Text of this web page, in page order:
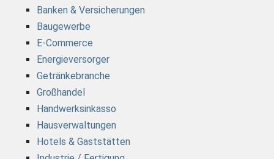
Banken & Versicherungen
Baugewerbe
E-Commerce
Energieversorger
Getränkebranche
Großhandel
Handwerksinkasso
Hausverwaltungen
Hotels & Gaststätten